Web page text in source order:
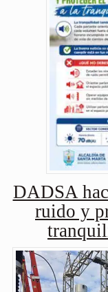
DADSA
ruido y